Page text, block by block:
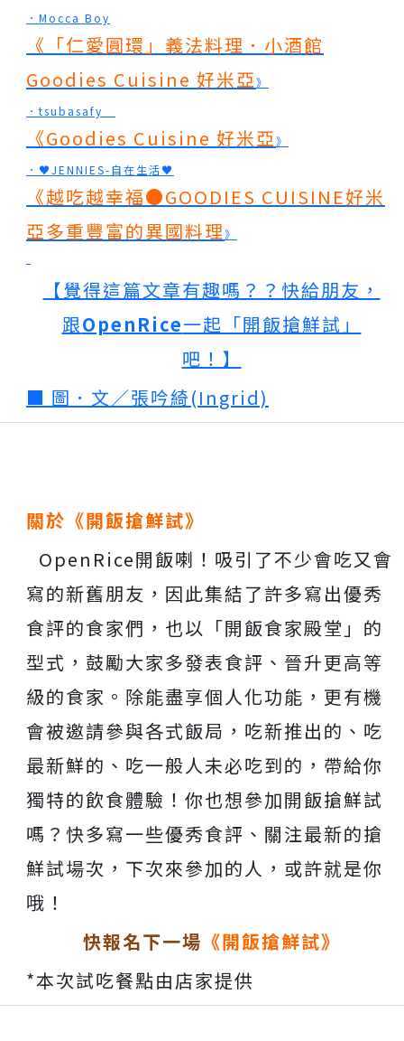
．Mocca Boy
《 「仁愛圓環」義法料理．小酒館
Goodies Cuisine 好米亞》
．tsubasafy
《Goodies Cuisine 好米亞》
．♥JENNIES-自在生活♥
《越吃越幸福●GOODIES CUISINE好米
亞多重豐富的異國料理》
【覺得這篇文章有趣嗎？？快給朋友，
跟OpenRice一起「開飯搶鮮試」
吧！】
■ 圖．文／張吟綺(Ingrid)
關於《開飯搶鮮試》
OpenRice開飯喇！吸引了不少會吃又會
寫的新舊朋友，因此集結了許多寫出優秀
食評的食家們，也以「開飯食家殿堂」的
型式，鼓勵大家多發表食評、晉升更高等
級的食家。除能盡享個人化功能，更有機
會被邀請參與各式飯局，吃新推出的、吃
最新鮮的、吃一般人未必吃到的，帶給你
獨特的飲食體驗！你也想參加開飯搶鮮試
嗎？快多寫一些優秀食評、關注最新的搶
鮮試場次，下次來參加的人，或許就是你
哦！
快報名下一場 《開飯搶鮮試》
*本次試吃餐點由店家提供